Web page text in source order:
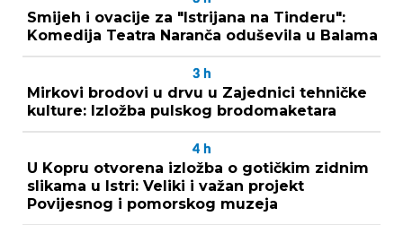
Smijeh i ovacije za "Istrijana na Tinderu":
Komedija Teatra Naranča oduševila u Balama
3 h
Mirkovi brodovi u drvu u Zajednici tehničke
kulture: Izložba pulskog brodomaketara
4 h
U Kopru otvorena izložba o gotičkim zidnim
slikama u Istri: Veliki i važan projekt
Povijesnog i pomorskog muzeja